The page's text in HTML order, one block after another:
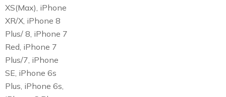
XS(Max), iPhone
XR/X, iPhone 8
Plus/ 8, iPhone 7
Red, iPhone 7
Plus/7, iPhone
SE, iPhone 6s
Plus, iPhone 6s,